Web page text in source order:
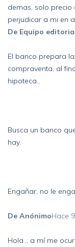
demas, solo precio
perjudicar a mi en
De Equipo
El banco prepara
compraventa, al
hipoteca.,
Busca un banco
hay.
Engañar, no le
De AnónimoHace
Hola... a mí me